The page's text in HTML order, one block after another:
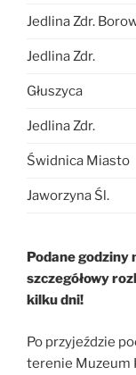
Jedlina Zdr.
Jedlina Zdr.
Głuszyca
Jedlina Zdr.
Świdnica Miasto
Jaworzyna Śl.
Podane
szczegółowy
kilku dni!
Po przyjeździe
terenie Muzeum